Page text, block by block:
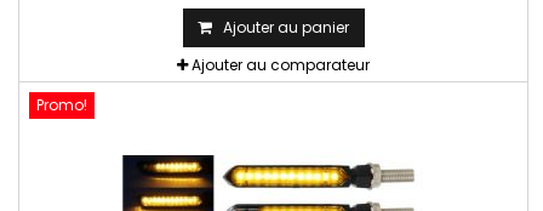
Ajouter au panier
Ajouter au comparateur
Promo!